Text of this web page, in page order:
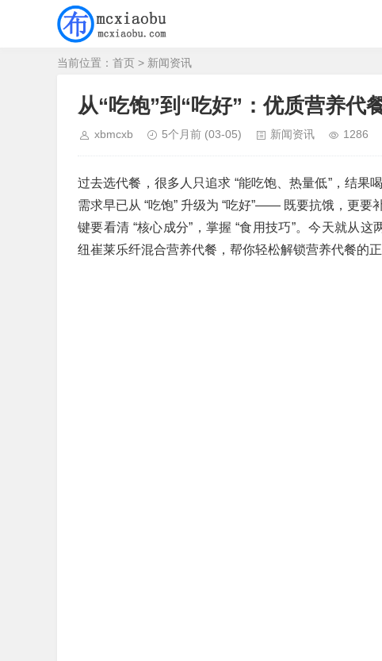
当前位置： 首页 > 新闻资讯
从“吃饱”到“吃好”：优质营养代
xbmcxb 5个月前 (03-05) 新闻资讯 1286
过去选代餐，很多人只追求 “能吃饱、热量低”，结
需求早已从 “吃饱” 升级为 “吃好”—— 既要抗饿，更
键要看清 “核心成分”，掌握 “食用技巧”。今天就从
纽崔莱乐纤混合营养代餐，帮你轻松解锁营养代餐的正